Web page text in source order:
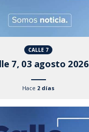
CALLE 7
7, 03 agosto 2026
Hace 2 días